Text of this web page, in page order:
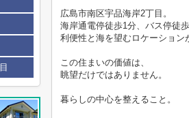
広島市南区宇品海岸2丁目。
海岸通電停徒歩1分、バス停徒歩
利便性と海を望むロケーション
この住まいの価値は、
眺望だけではありません。
暮らしの中心を整えること。